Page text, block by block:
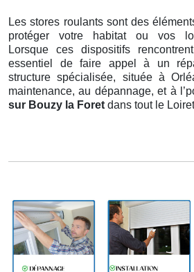
Les stores roulants sont des
protéger votre habitat ou vos
Lorsque ces dispositifs
essentiel de faire appel à un
structure spécialisée, située à
maintenance, au dépannage, et à
sur Bouzy la Foretdans tout le